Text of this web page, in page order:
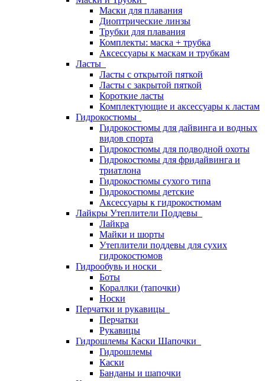
Маски для плавания
Диоптрические линзы
Трубки для плавания
Комплекты: маска + трубка
Аксессуары к маскам и трубкам
Ласты
Ласты с открытой пяткой
Ласты с закрытой пяткой
Короткие ласты
Комплектующие и аксессуары к ластам
Гидрокостюмы
Гидрокостюмы для дайвинга и водных
видов спорта
Гидрокостюмы для подводной охоты
Гидрокостюмы для фридайвинга и
триатлона
Гидрокостюмы сухого типа
Гидрокостюмы детские
Аксессуары к гидрокостюмам
Лайкры Утеплители Поддевы
Лайкра
Майки и шорты
Утеплители поддевы для сухих
гидрокостюмов
Гидрообувь и носки
Боты
Кораллки (тапочки)
Носки
Перчатки и рукавицы
Перчатки
Рукавицы
Гидрошлемы Каски Шапочки
Гидрошлемы
Каски
Банданы и шапочки